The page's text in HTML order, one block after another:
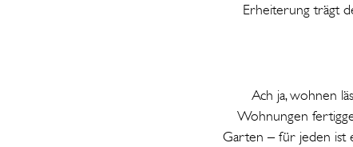
Erheiterung trägt
Ach ja, wohnen
Wohnungen
Garten – für jeden ist